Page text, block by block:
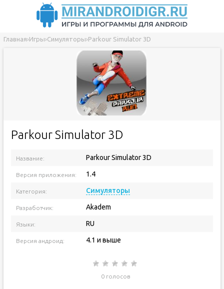
Главная›Игры›Симуляторы›Parkour Simulator 3D
Parkour Simulator 3D
Название: Parkour Simulator 3D
Версия приложения: 1.4
Категория: Симуляторы
Разработчик: Akadem
Языки: RU
Версия андроид: 4.1 и выше
0 голосов